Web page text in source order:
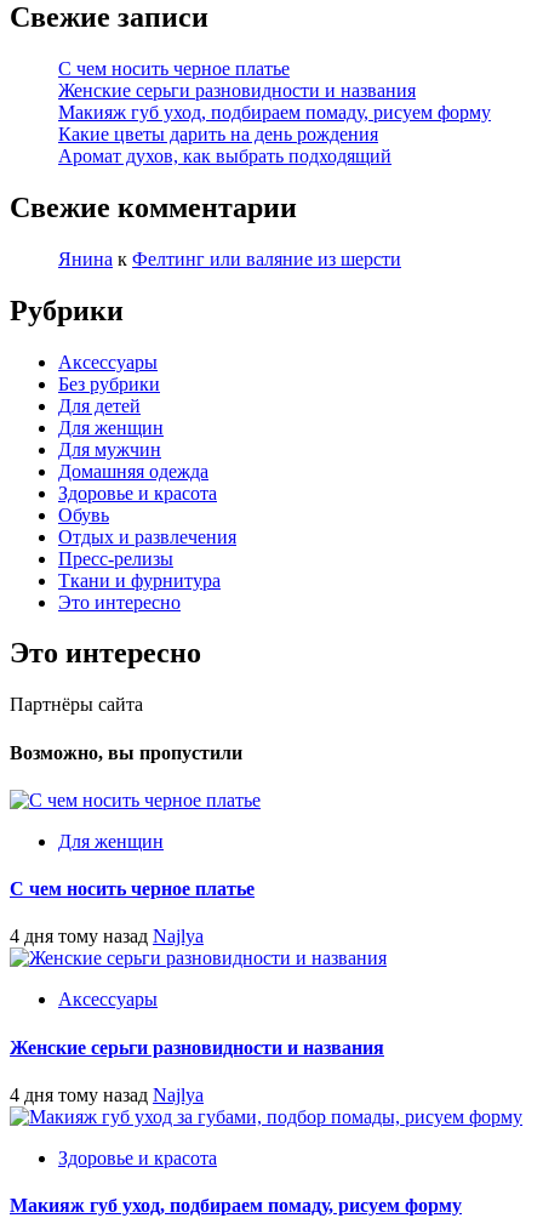
Свежие записи
С чем носить черное платье
Женские серьги разновидности и названия
Макияж губ уход, подбираем помаду, рисуем форму
Какие цветы дарить на день рождения
Аромат духов, как выбрать подходящий
Свежие комментарии
Янина к Фелтинг или валяние из шерсти
Рубрики
Аксессуары
Без рубрики
Для детей
Для женщин
Для мужчин
Домашняя одежда
Здоровье и красота
Обувь
Отдых и развлечения
Пресс-релизы
Ткани и фурнитура
Это интересно
Это интересно
Партнёры сайта
Возможно, вы пропустили
Для женщин
С чем носить черное платье
4 дня тому назад Najlya
Аксессуары
Женские серьги разновидности и названия
4 дня тому назад Najlya
Здоровье и красота
Макияж губ уход, подбираем помаду, рисуем форму